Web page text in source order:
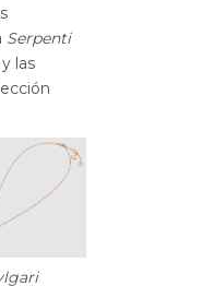
Serpenti
las